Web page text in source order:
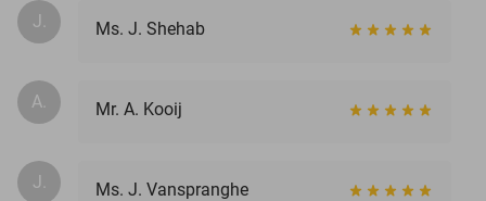
J. Ms. J. Shehab
A. Mr. A. Kooij
J.
Ms. J. Vanspranghe